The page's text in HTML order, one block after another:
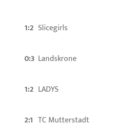
1:2 Slicegirls
0:3 Landskrone
1:2 LADYS
2:1 TC Mutterstadt